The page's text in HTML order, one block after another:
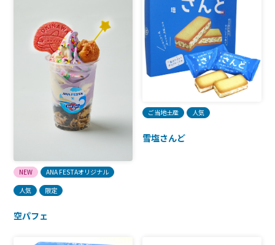
NEW
ANA FESTAオリジナル
人気
限定
空パフェ
ご当地土産 人気
雪塩さんど